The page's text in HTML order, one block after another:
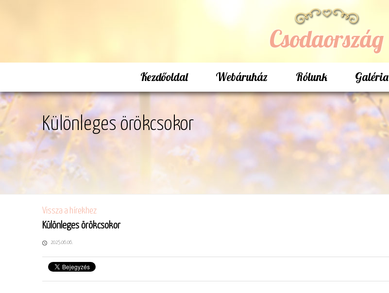
Csodaország
Kezdőoldal Webáruház Rólunk Galéria
Különleges örökcsokor
Vissza a hírekhez
Különleges örökcsokor
2025.06.06.